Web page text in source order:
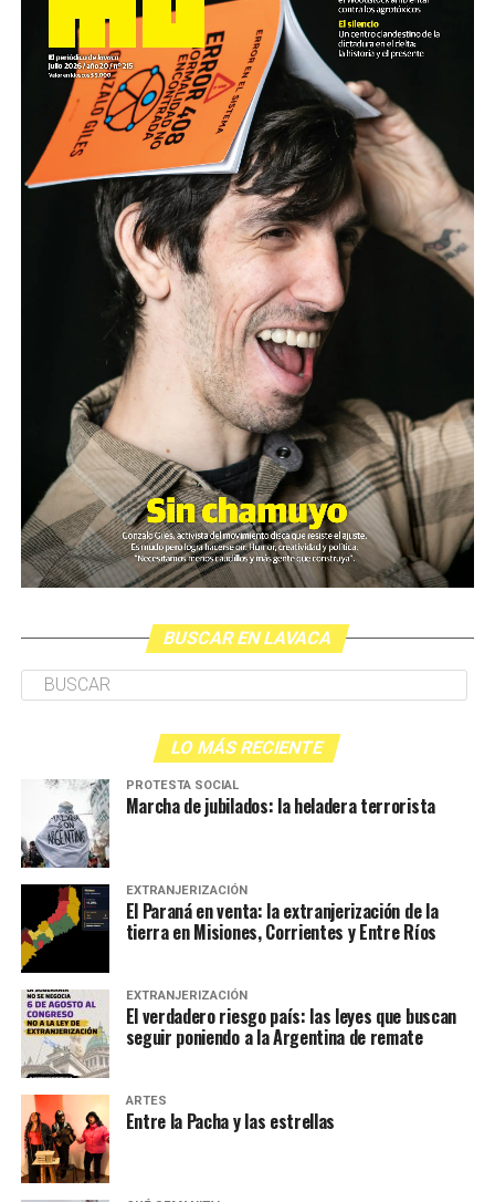
BUSCAR EN LAVACA
LO MÁS RECIENTE
PROTESTA SOCIAL
Marcha de jubilados: la heladera terrorista
EXTRANJERIZACIÓN
El Paraná en venta: la extranjerización de la
tierra en Misiones, Corrientes y Entre Ríos
EXTRANJERIZACIÓN
El verdadero riesgo país: las leyes que buscan
seguir poniendo a la Argentina de remate
ARTES
Entre la Pacha y las estrellas